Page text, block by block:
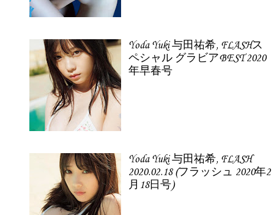
Yoda Yuki 与田祐希, FLASHス
ペシャル グラビアBEST 2020
年早春号
Yoda Yuki 与田祐希, FLASH
2020.02.18 (フラッシュ 2020年2
月18日号)